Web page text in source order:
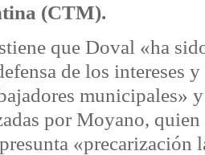
(CTM).
que Doval «ha
de los intereses
municipales»
por Moyano,
«precarización